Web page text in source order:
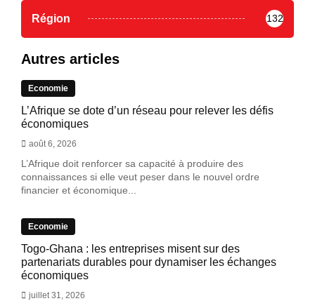
Région 132
Autres articles
Economie
L’Afrique se dote d’un réseau pour relever les défis
économiques
août 6, 2026
L’Afrique doit renforcer sa capacité à produire des
connaissances si elle veut peser dans le nouvel ordre
financier et économique...
Economie
Togo-Ghana : les entreprises misent sur des
partenariats durables pour dynamiser les échanges
économiques
juillet 31, 2026